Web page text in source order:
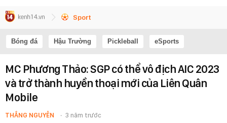
Sport
Bóng đá Hậu Trường Pickleball eSports
MC Phương Thảo: SGP có thể vô địch AIC 2023
và trở thành huyền thoại mới của Liên Quân
Mobile
THẮNG NGUYỄN 3 năm trước